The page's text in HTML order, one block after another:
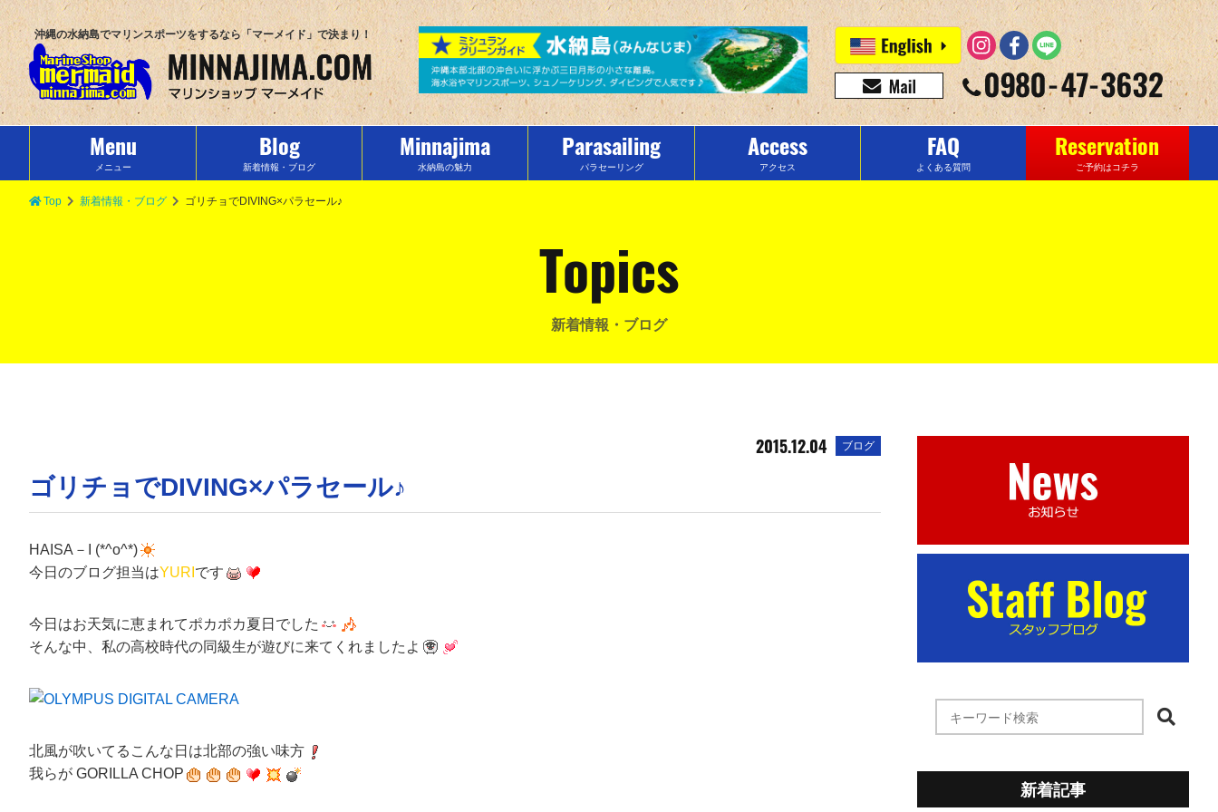
沖縄の水納島でマリンスポーツをするなら「マーメイド」で決まり！
Menu
メニュー
Blog
新着情報・ブログ
Minnajima
水納島の魅力
Parasailing
パラセーリング
Access
アクセス
FAQ
よくある質問
Reservation
ご予約はコチラ
Top 新着情報・ブログ ゴリチョでDIVING×パラセール♪
Topics
新着情報・ブログ
2015.12.04 ブログ
ゴリチョでDIVING×パラセール♪
HAISA－I (*^o^*)
今日のブログ担当はYURI です
今日はお天気に恵まれてポカポカ夏日でした
そんな中、私の高校時代の同級生が遊びに来てくれましたよ
北風が吹いてるこんな日は北部の強い味方
我らが GORILLA CHOP
新着記事